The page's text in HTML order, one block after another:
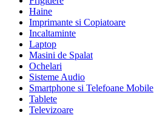
Haine
Imprimante si Copiatoare
Incaltaminte
Laptop
Masini de Spalat
Ochelari
Sisteme Audio
Smartphone si Telefoane Mobile
Tablete
Televizoare